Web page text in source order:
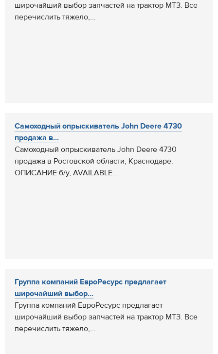
широчайший выбор запчастей на трактор МТЗ. Все
перечислить тяжело,...
Самоходный опрыскиватель John Deere 4730
продажа в...
Самоходный опрыскиватель John Deere 4730
продажа в Ростовской области, Краснодаре.
ОПИСАНИЕ б/у, AVAILABLE...
Группа компаний ЕвроРесурс предлагает
широчайший выбор...
Группа компаний ЕвроРесурс предлагает
широчайший выбор запчастей на трактор МТЗ. Все
перечислить тяжело,...